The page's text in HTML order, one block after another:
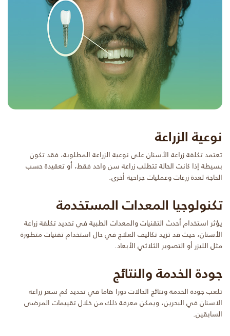
نوعية الزراعة
تعتمد تكلفة زراعة الأسنان على نوعية الزراعة المطلوبة، فقد تكون
بسيطة إذا كانت الحالة تتطلب زراعة سن واحد فقط، أو تعقيدة حسب
الحاجة لعدة زرعات وعمليات جراحية أخرى.
تكنولوجيا المعدات المستخدمة
يؤثر استخدام أحدث التقنيات والمعدات الطبية في تحديد تكلفة زراعة
الأسنان، حيث قد تزيد تكاليف العلاج في حال استخدام تقنيات متطورة
مثل الليزر أو التصوير الثلاثي الأبعاد.
جودة الخدمة والنتائج
تلعب جودة الخدمة ونتائج الحالات دورا هاما في تحديد كم سعر زراعة
الاسنان في البحرين، ويمكن معرفة ذلك من خلال تقييمات المرضى
السابقين.